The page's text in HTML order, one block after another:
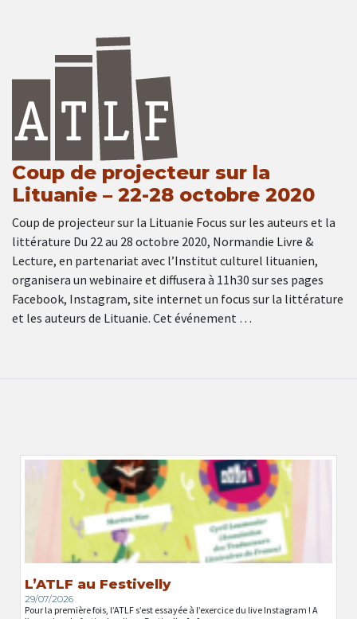
Coup de projecteur sur la
Lituanie – 22-28 octobre 2020
Coup de projecteur sur la Lituanie Focus sur les auteurs et la
littérature Du 22 au 28 octobre 2020, Normandie Livre &
Lecture, en partenariat avec l’Institut culturel lituanien,
organisera un webinaire et diffusera à 11h30 sur ses pages
Facebook, Instagram, site internet un focus sur la littérature
et les auteurs de Lituanie. Cet événement …
L’ATLF au Festivelly
29/07/2026
Pour la première fois, l’ATLF s’est essayée à l’exercice du live Instagram ! A